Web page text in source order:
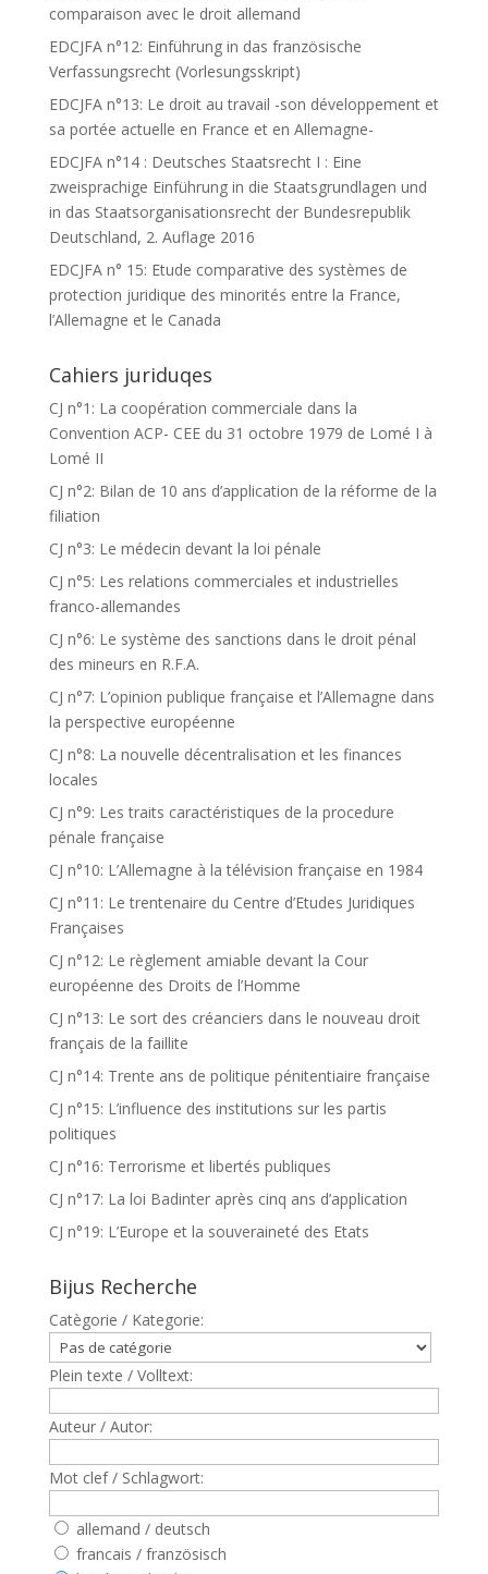
comparaison avec le droit allemand
EDCJFA n°12: Einführung in das französische
Verfassungsrecht (Vorlesungsskript)
EDCJFA n°13: Le droit au travail -son développement et
sa portée actuelle en France et en Allemagne-
EDCJFA n°14 : Deutsches Staatsrecht I : Eine
zweisprachige Einführung in die Staatsgrundlagen und
in das Staatsorganisationsrecht der Bundesrepublik
Deutschland, 2. Auflage 2016
EDCJFA n° 15: Etude comparative des systèmes de
protection juridique des minorités entre la France,
l’Allemagne et le Canada
Cahiers juriduqes
CJ n°1: La coopération commerciale dans la
Convention ACP- CEE du 31 octobre 1979 de Lomé I à
Lomé II
CJ n°2: Bilan de 10 ans d’application de la réforme de la
filiation
CJ n°3: Le médecin devant la loi pénale
CJ n°5: Les relations commerciales et industrielles
franco-allemandes
CJ n°6: Le système des sanctions dans le droit pénal
des mineurs en R.F.A.
CJ n°7: L’opinion publique française et l’Allemagne dans
la perspective européenne
CJ n°8: La nouvelle décentralisation et les finances
locales
CJ n°9: Les traits caractéristiques de la procedure
pénale française
CJ n°10: L’Allemagne à la télévision française en 1984
CJ n°11: Le trentenaire du Centre d’Etudes Juridiques
Françaises
CJ n°12: Le règlement amiable devant la Cour
européenne des Droits de l’Homme
CJ n°13: Le sort des créanciers dans le nouveau droit
français de la faillite
CJ n°14: Trente ans de politique pénitentiaire française
CJ n°15: L’influence des institutions sur les partis
politiques
CJ n°16: Terrorisme et libertés publiques
CJ n°17: La loi Badinter après cinq ans d’application
CJ n°19: L’Europe et la souveraineté des Etats
Bijus Recherche
Catègorie / Kategorie:
Plein texte / Volltext:
Auteur / Autor:
Mot clef / Schlagwort:
allemand / deutsch
francais / französisch